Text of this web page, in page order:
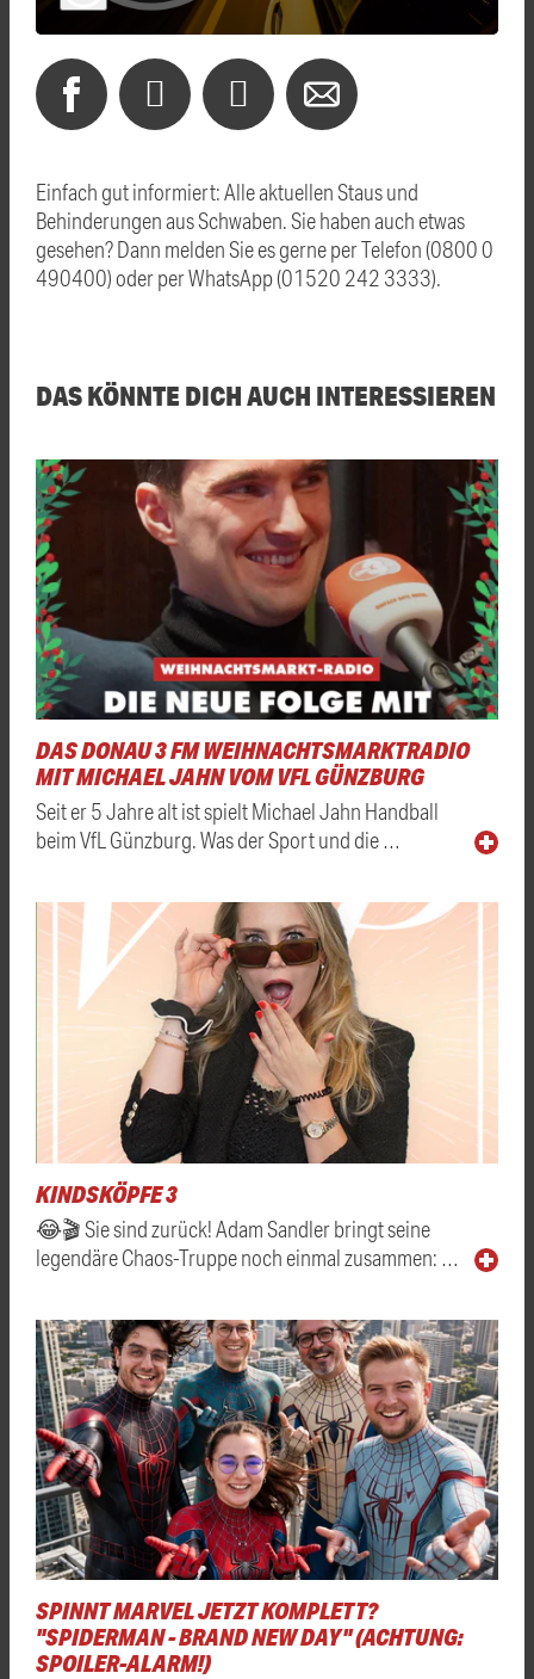
Einfach gut informiert: Alle aktuellen Staus und
Behinderungen aus Schwaben. Sie haben auch etwas
gesehen? Dann melden Sie es gerne per Telefon (0800 0
490400) oder per WhatsApp (01520 242 3333).
DAS KÖNNTE DICH AUCH INTERESSIEREN
DAS DONAU 3 FM WEIHNACHTSMARKTRADIO
MIT MICHAEL JAHN VOM VFL GÜNZBURG
Seit er 5 Jahre alt ist spielt Michael Jahn Handball
beim VfL Günzburg. Was der Sport und die …
KINDSKÖPFE 3
😂🎬 Sie sind zurück! Adam Sandler bringt seine
legendäre Chaos-Truppe noch einmal zusammen: …
SPINNT MARVEL JETZT KOMPLETT?
"SPIDERMAN - BRAND NEW DAY" (ACHTUNG:
SPOILER-ALARM!)